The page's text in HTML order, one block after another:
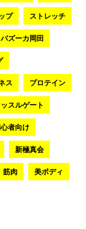
プ ストレッチ
バズーカ岡田
ス プロテイン
スルゲート
者向け
新極真会
筋肉 美ボディ